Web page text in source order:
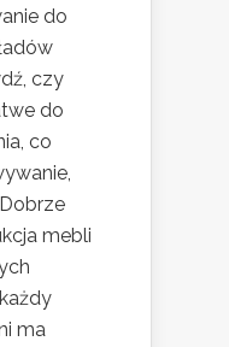
do
czy
do
co
mebli
ma